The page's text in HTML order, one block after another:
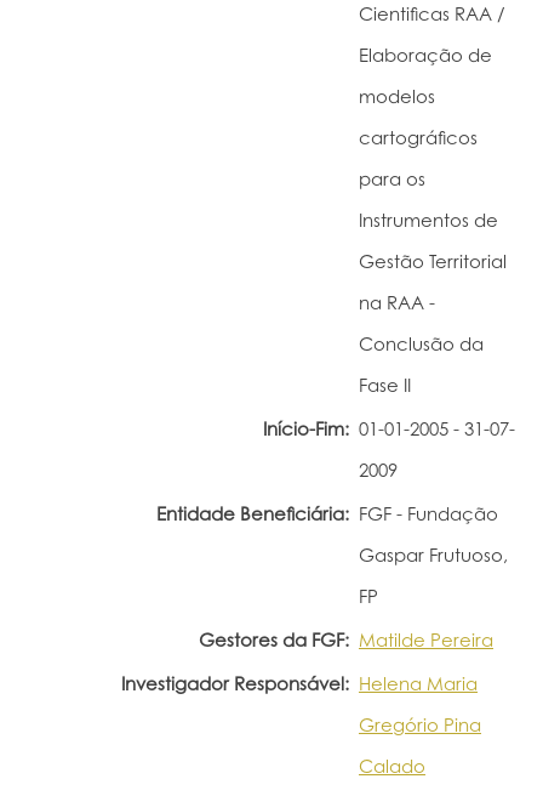
Cientificas RAA /
Elaboração de
modelos
cartográficos
para os
Instrumentos de
Gestão Territorial
na RAA -
Conclusão da
Fase II
Início-Fim: 01-01-2005 - 31-07-
2009
Entidade Beneficiária: FGF - Fundação
Gaspar Frutuoso,
FP
Gestores da FGF: Matilde Pereira
Investigador Responsável: Helena Maria
Gregório Pina
Calado